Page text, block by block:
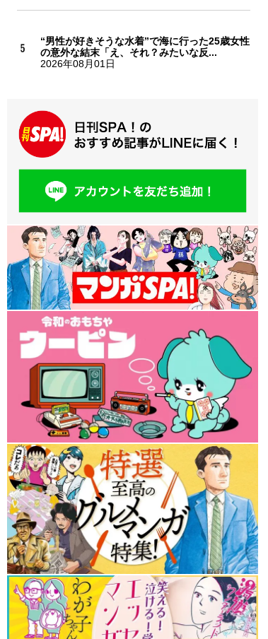
“男性が好きそうな水着”で海に行った25歳女性
の意外な結末「え、それ？みたいな反...
2026年08月01日